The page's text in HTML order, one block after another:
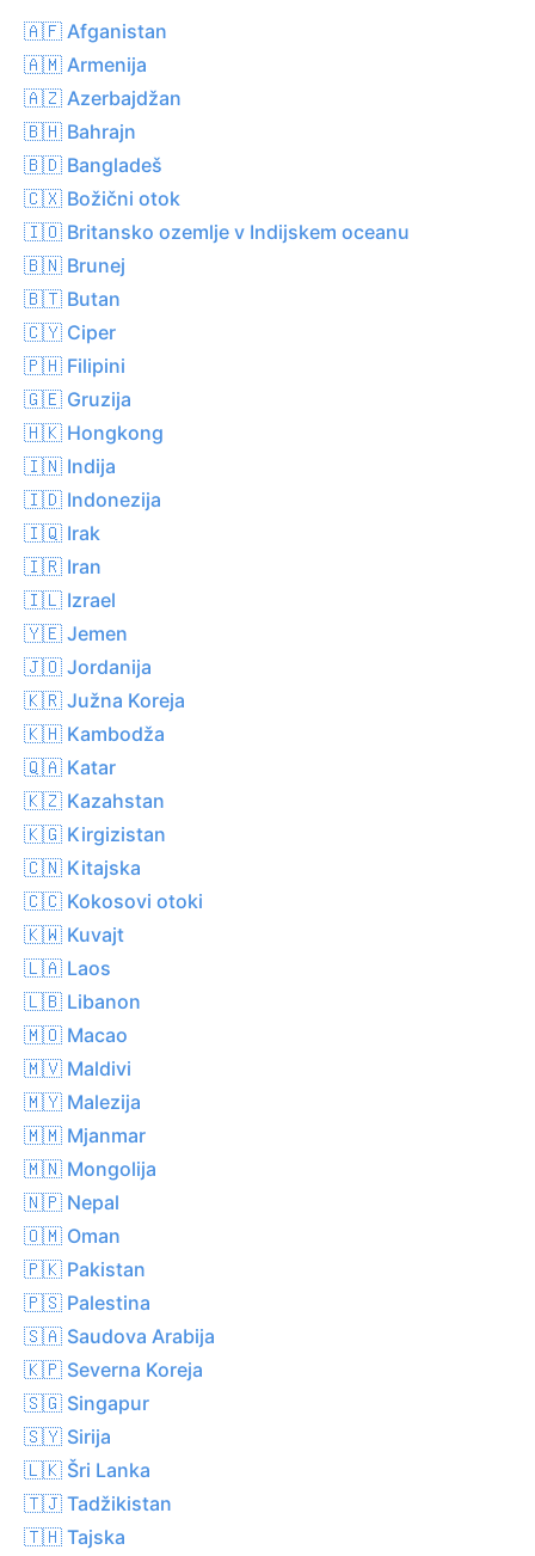
🇦🇫 Afganistan
🇦🇲 Armenija
🇦🇿 Azerbajdžan
🇧🇭 Bahrajn
🇧🇩 Bangladeš
🇨🇽 Božični otok
🇮🇴 Britansko ozemlje v Indijskem oceanu
🇧🇳 Brunej
🇧🇹 Butan
🇨🇾 Ciper
🇵🇭 Filipini
🇬🇪 Gruzija
🇭🇰 Hongkong
🇮🇳 Indija
🇮🇩 Indonezija
🇮🇶 Irak
🇮🇷 Iran
🇮🇱 Izrael
🇾🇪 Jemen
🇯🇴 Jordanija
🇰🇷 Južna Koreja
🇰🇭 Kambodža
🇶🇦 Katar
🇰🇿 Kazahstan
🇰🇬 Kirgizistan
🇨🇳 Kitajska
🇨🇨 Kokosovi otoki
🇰🇼 Kuvajt
🇱🇦 Laos
🇱🇧 Libanon
🇲🇴 Macao
🇲🇻 Maldivi
🇲🇾 Malezija
🇲🇲 Mjanmar
🇲🇳 Mongolija
🇳🇵 Nepal
🇴🇲 Oman
🇵🇰 Pakistan
🇵🇸 Palestina
🇸🇦 Saudova Arabija
🇰🇵 Severna Koreja
🇸🇬 Singapur
🇸🇾 Sirija
🇱🇰 Šri Lanka
🇹🇯 Tadžikistan
🇹🇭 Tajska